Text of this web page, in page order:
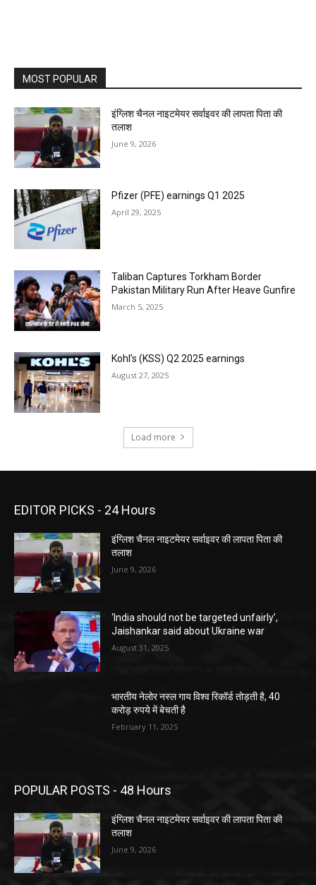
MOST POPULAR
इंग्लिश चैनल नाइटमेयर सर्वाइवर की लापता पिता की
तलाश
June 9, 2026
Pfizer (PFE) earnings Q1 2025
April 29, 2025
Taliban Captures Torkham Border
Pakistan Military Run After Heave Gunfire
March 5, 2025
Kohl’s (KSS) Q2 2025 earnings
August 27, 2025
Load more
EDITOR PICKS - 24 Hours
इंग्लिश चैनल नाइटमेयर सर्वाइवर की लापता पिता की
तलाश
June 9, 2026
‘India should not be targeted unfairly’,
Jaishankar said about Ukraine war
August 31, 2025
भारतीय नेलोर नस्ल गाय विश्व रिकॉर्ड तोड़ती है, 40
करोड़ रुपये में बेचती है
February 11, 2025
POPULAR POSTS - 48 Hours
इंग्लिश चैनल नाइटमेयर सर्वाइवर की लापता पिता की
तलाश
June 9, 2026